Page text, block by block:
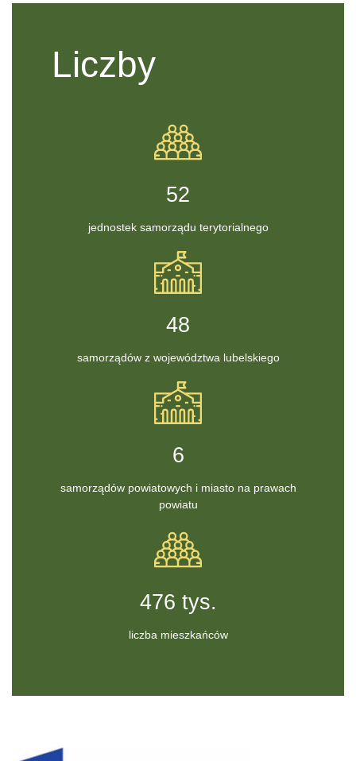
Liczby
60
jednostek samorządu terytorialnego
55
samorządów z województwa lubelskiego
6
samorządów powiatowych i miasto na prawach
powiatu
555 tys.
liczba mieszkańców